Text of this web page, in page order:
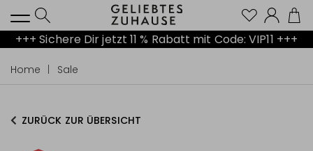
+++ Sichere Dir jetzt 11 % Rabatt mit Code: VIP11 +++
Home Sale
ZURÜCK ZUR ÜBERSICHT